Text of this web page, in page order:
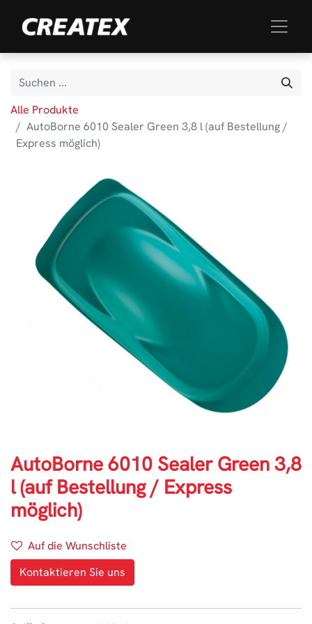
Alle Produkte
AutoBorne 6010 Sealer Green 3,8 l (auf Bestellung /
Express möglich)
AutoBorne 6010 Sealer Green 3,8
l (auf Bestellung / Express
möglich)
Auf die Wunschliste
Kontaktieren Sie uns